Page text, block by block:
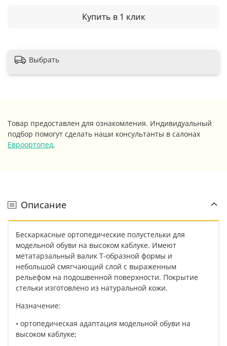
Купить в 1 клик
Выбрать
Товар предоставлен для ознакомления. Индивидуальный
подбор помогут сделать наши консультанты в салонах
Евроортопед.
Описание
Бескаркасные ортопедические полустельки для
модельной обуви на высоком каблуке. Имеют
метатарзальный валик Т-образной формы и
небольшой смягчающий слой с выраженным
рельефом на подошвенной поверхности. Покрытие
стельки изготовлено из натуральной кожи.
Назначение:
• ортопедическая адаптация модельной обуви на
высоком каблуке;